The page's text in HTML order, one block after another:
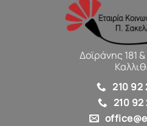
Δοϊράνης 181
210 92
210 92